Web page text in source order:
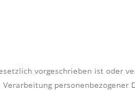
vorgeschrieben ist oder
personenbezogener